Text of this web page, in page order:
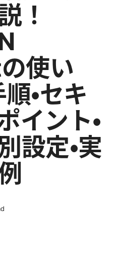
！
使い
・セキ
イント・
設定・実